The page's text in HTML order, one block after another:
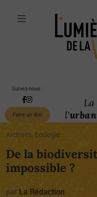
Suivez-nous :
Faire un don
La
l'
Archives, Ecologie
De la
impossible ?
par La Rédaction